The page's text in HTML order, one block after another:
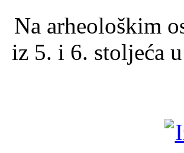
Na arheološkim
iz 5. i 6. stoljeća